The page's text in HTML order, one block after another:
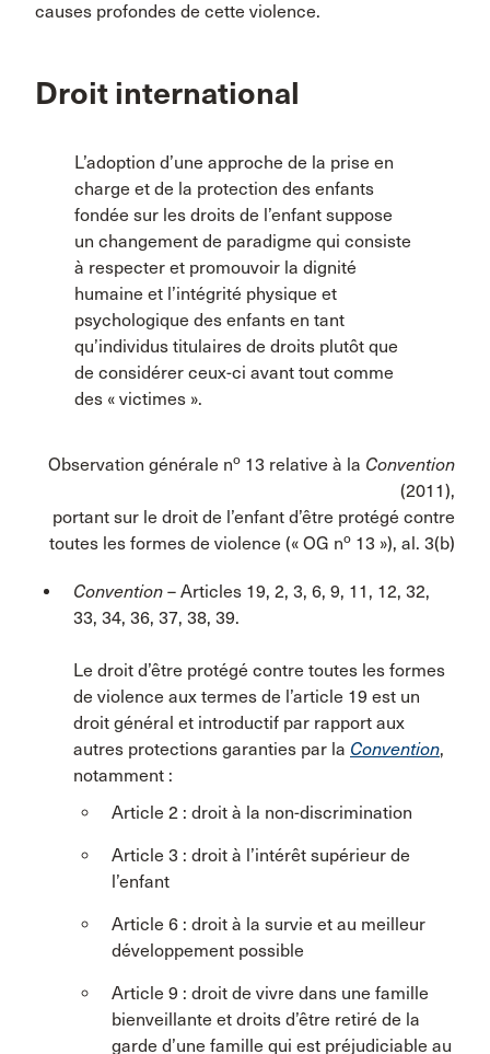
causes profondes de cette violence.
Droit international
L’adoption d’une approche de la prise en
charge et de la protection des enfants
fondée sur les droits de l’enfant suppose
un changement de paradigme qui consiste
à respecter et promouvoir la dignité
humaine et l’intégrité physique et
psychologique des enfants en tant
qu’individus titulaires de droits plutôt que
de considérer ceux-ci avant tout comme
des « victimes ».
Observation générale no 13 relative à la Convention
(2011),
portant sur le droit de l’enfant d’être protégé contre
toutes les formes de violence (« OG no 13 »), al. 3(b)
Convention – Articles 19, 2, 3, 6, 9, 11, 12, 32,
33, 34, 36, 37, 38, 39.
Le droit d’être protégé contre toutes les formes
de violence aux termes de l’article 19 est un
droit général et introductif par rapport aux
autres protections garanties par la Convention,
notamment :
Article 2 : droit à la non-discrimination
Article 3 : droit à l’intérêt supérieur de
l’enfant
Article 6 : droit à la survie et au meilleur
développement possible
Article 9 : droit de vivre dans une famille
bienveillante et droits d’être retiré de la
garde d’une famille qui est préjudiciable au